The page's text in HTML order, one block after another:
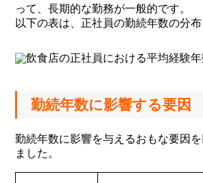
って、長期的な勤務が一般的です。
以下の表は、正社員の勤続年数の分布
勤続年数に影響する要因
勤続年数に影響を与えるおもな要因
ました。